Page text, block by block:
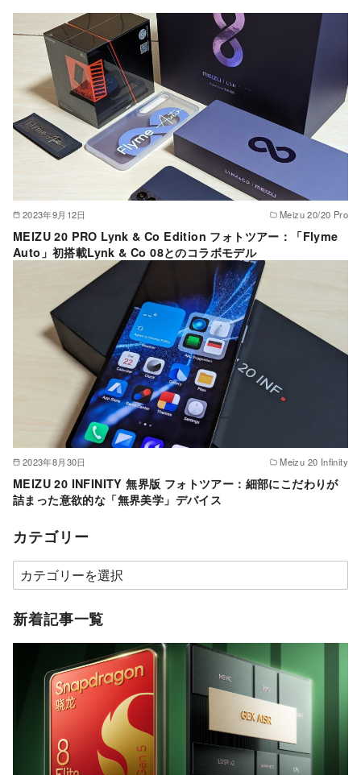
2023年9月12日 Meizu 20/20 Pro
MEIZU 20 PRO Lynk & Co Edition フォトツアー：「Flyme
Auto」初搭載Lynk & Co 08とのコラボモデル
2023年8月30日 Meizu 20 Infinity
MEIZU 20 INFINITY 無界版 フォトツアー：細部にこだわりが
詰まった意欲的な「無界美学」デバイス
カテゴリー
カ
テ
ゴ
新着記事一覧